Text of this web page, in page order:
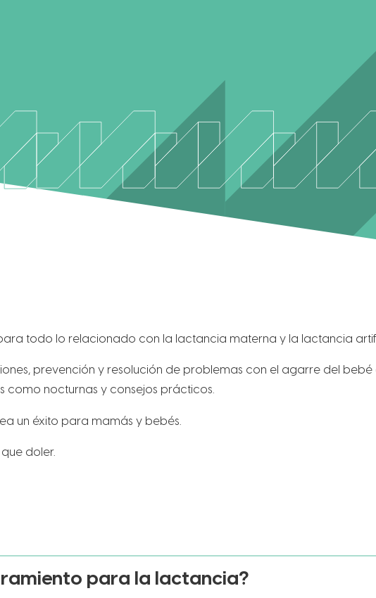
todo lo relacionado con la lactancia materna y la lactancia
prevención y resolución de problemas con el agarre del bebé
como nocturnas y consejos prácticos.
un éxito para mamás y bebés.
doler.
para la lactancia?